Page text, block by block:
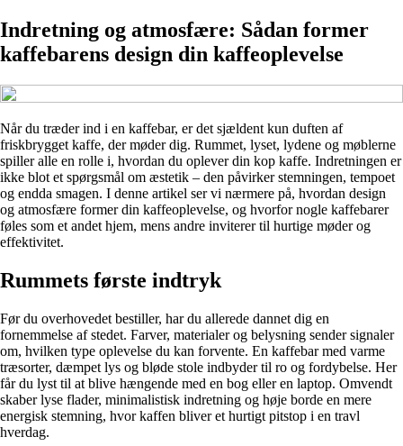
Indretning og atmosfære: Sådan former
kaffebarens design din kaffeoplevelse
Når du træder ind i en kaffebar, er det sjældent kun duften af
friskbrygget kaffe, der møder dig. Rummet, lyset, lydene og møblerne
spiller alle en rolle i, hvordan du oplever din kop kaffe. Indretningen er
ikke blot et spørgsmål om æstetik – den påvirker stemningen, tempoet
og endda smagen. I denne artikel ser vi nærmere på, hvordan design
og atmosfære former din kaffeoplevelse, og hvorfor nogle kaffebarer
føles som et andet hjem, mens andre inviterer til hurtige møder og
effektivitet.
Rummets første indtryk
Før du overhovedet bestiller, har du allerede dannet dig en
fornemmelse af stedet. Farver, materialer og belysning sender signaler
om, hvilken type oplevelse du kan forvente. En kaffebar med varme
træsorter, dæmpet lys og bløde stole indbyder til ro og fordybelse. Her
får du lyst til at blive hængende med en bog eller en laptop. Omvendt
skaber lyse flader, minimalistisk indretning og høje borde en mere
energisk stemning, hvor kaffen bliver et hurtigt pitstop i en travl
hverdag.